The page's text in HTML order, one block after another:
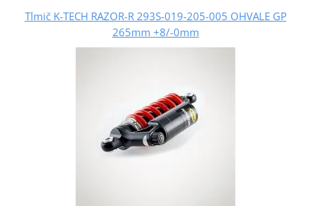
Tlmič K-TECH RAZOR-R 293S-019-205-005 OHVALE GP
265mm +8/-0mm